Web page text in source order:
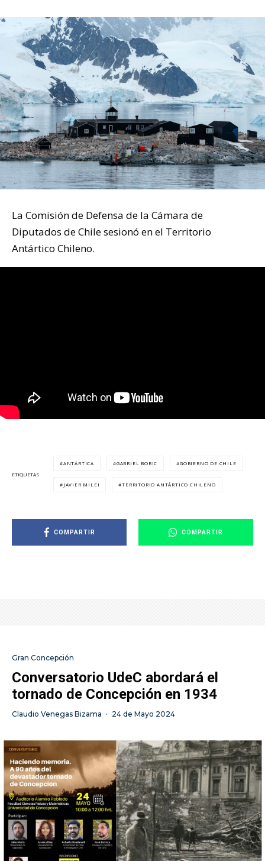
La Comisión de Defensa de la Cámara de
Diputados de Chile sesionó en el Territorio
Antártico Chileno.
ETIQUETAS
ANTÁRTICA GABRIEL BORIC GOBIERNO DE CHILE
JAVIER MILEI TERRITORIO ANTÁRTICO CHILENO
COMPARTIR COMPARTIR
Gran Concepción
Conversatorio UdeC abordará el
tornado de Concepción en 1934
Claudio Venegas Bizama · 24 de Mayo 2024